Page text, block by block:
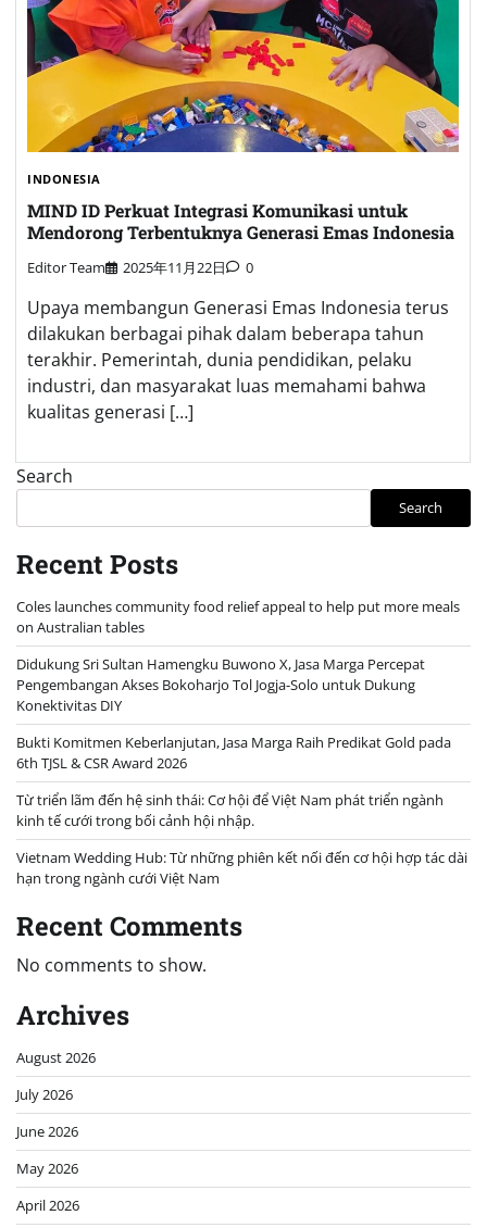
INDONESIA
MIND ID Perkuat Integrasi Komunikasi untuk
Mendorong Terbentuknya Generasi Emas Indonesia
Editor Team 2025年11月22日 0
Upaya membangun Generasi Emas Indonesia terus
dilakukan berbagai pihak dalam beberapa tahun
terakhir. Pemerintah, dunia pendidikan, pelaku
industri, dan masyarakat luas memahami bahwa
kualitas generasi […]
Search
Search
Recent Posts
Coles launches community food relief appeal to help put more meals
on Australian tables
Didukung Sri Sultan Hamengku Buwono X, Jasa Marga Percepat
Pengembangan Akses Bokoharjo Tol Jogja-Solo untuk Dukung
Konektivitas DIY
Bukti Komitmen Keberlanjutan, Jasa Marga Raih Predikat Gold pada
6th TJSL & CSR Award 2026
Từ triển lãm đến hệ sinh thái: Cơ hội để Việt Nam phát triển ngành
kinh tế cưới trong bối cảnh hội nhập.
Vietnam Wedding Hub: Từ những phiên kết nối đến cơ hội hợp tác dài
hạn trong ngành cưới Việt Nam
Recent Comments
No comments to show.
Archives
August 2026
July 2026
June 2026
May 2026
April 2026